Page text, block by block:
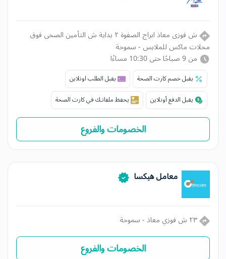
ش فوزى معاذ ابراج الصفوة ٢ بداية ش التأمين الصحى فوق
محلات ماكس للملابس - سموحة
من 9 صباحًا حتى 10:30 مساءًا
يقبل خصم كارت الصحة
يقبل الطلب اونلاين
يقبل الدفع أونلاين
يحفظ ملفاتـك في كارت الصحة
الخصومات والفروع
معامل هيكسا
الخصومات والفروع